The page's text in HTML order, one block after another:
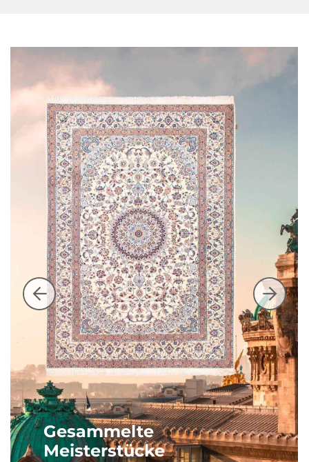
Gesammelte
Meisterstücke